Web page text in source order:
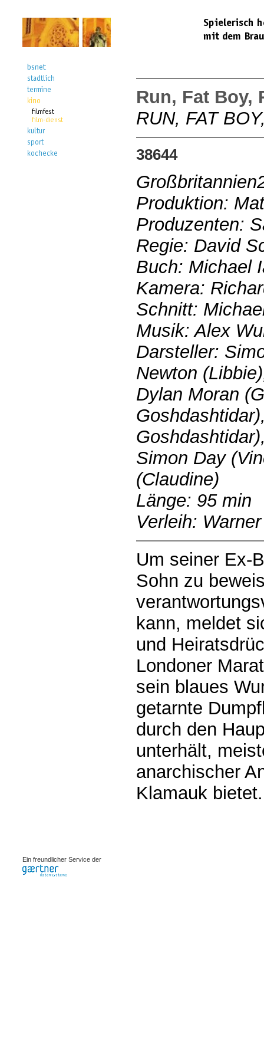
Run, Fat Boy,
RUN, FAT
38644
Produktion:
Produzenten:
Regie: David
Buch: Michael
Kamera:
Schnitt:
Musik: Alex
Darsteller:
Newton
Dylan Moran
Simon Day
(Claudine)
Länge: 95 min
Verleih: Warner
Um seiner Ex-
Sohn zu
kann, meldet
und
Londoner
sein blaues
getarnte
durch den
unterhält,
anarchischer
Klamauk bietet.
Ein freundlicher Service der